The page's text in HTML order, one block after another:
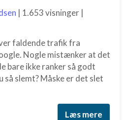
| 1.653 visninger |
faldende trafik fra
Nogle mistænker at det
bare ikke ranker så godt
så slemt? Måske er det slet
Læs mere
statistikker eller
fra forskellige
til at vælge